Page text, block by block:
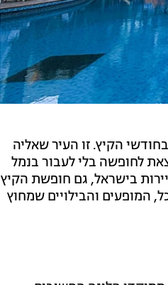
הקיץ. זו העיר שאליה
לחופשה בלי לעבור בנמל
בישראל, גם חופשת הקיץ
המופעים והבילויים שמחוץ